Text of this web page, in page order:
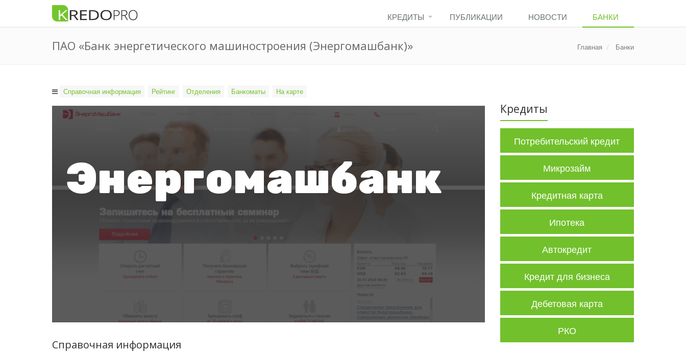
КРЕДИТЫ ПУБЛИКАЦИИ НОВОСТИ БАНКИ
ПАО «Банк энергетического машиностроения (Энергомашбанк)» Главная Банки
Справочная информация Рейтинг Отделения Банкоматы На карте
Энергомашбанк
Справочная информация
Кредиты
Потребительский кредит
Микрозайм
Кредитная карта
Ипотека
Автокредит
Кредит для бизнеса
Дебетовая карта
РКО